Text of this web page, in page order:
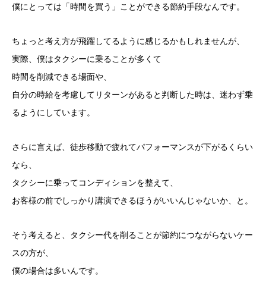
僕にとっては「時間を買う」ことができる節約手段なんです。
ちょっと考え方が飛躍してるように感じるかもしれませんが、
実際、僕はタクシーに乗ることが多くて
時間を削減できる場面や、
自分の時給を考慮してリターンがあると判断した時は、迷わず乗
るようにしています。
さらに言えば、徒歩移動で疲れてパフォーマンスが下がるくらい
なら、
タクシーに乗ってコンディションを整えて、
お客様の前でしっかり講演できるほうがいいんじゃないか、と。
そう考えると、タクシー代を削ることが節約につながらないケー
スの方が、
僕の場合は多いんです。